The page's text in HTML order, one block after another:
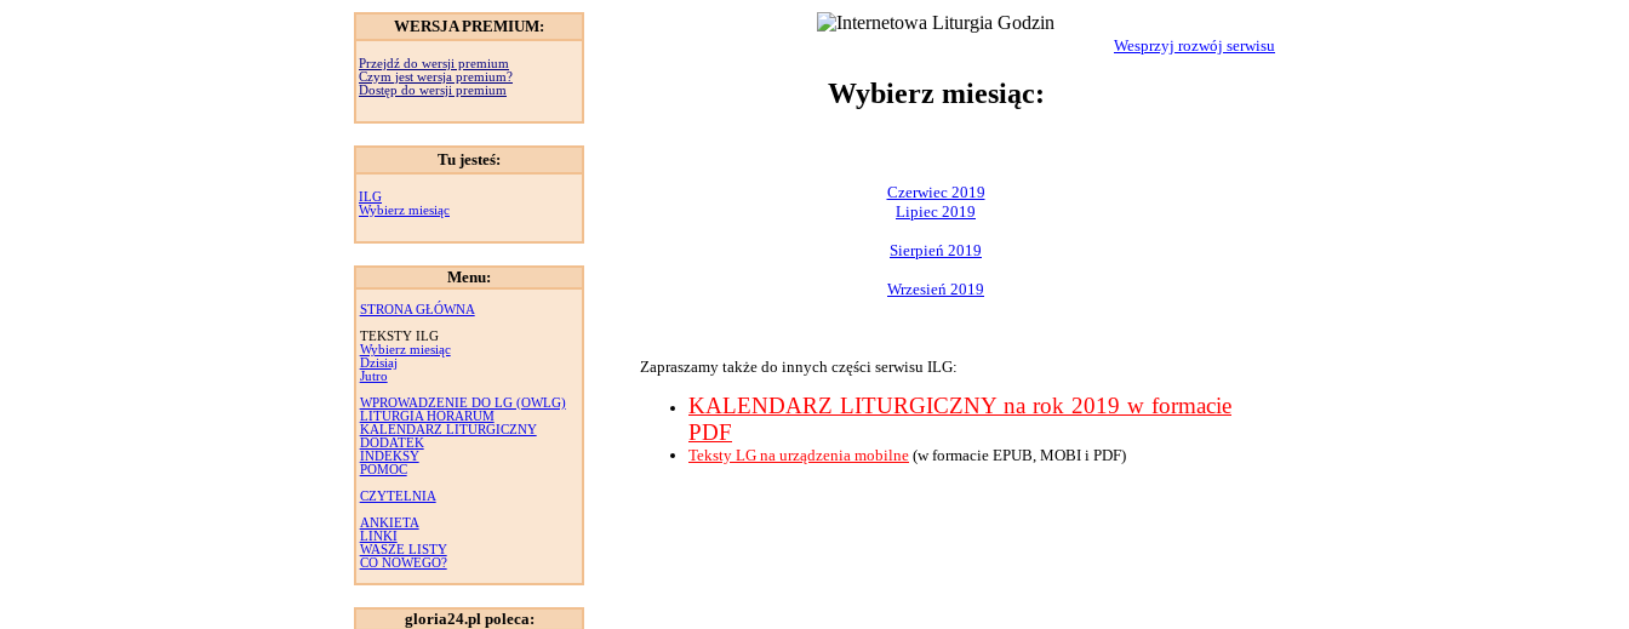
WERSJA PREMIUM:
Przejdź do wersji premium
Czym jest wersja premium?
Dostęp do wersji premium
Tu jesteś:
ILG
Wybierz miesiąc
Menu:
STRONA GŁÓWNA
TEKSTY ILG
Wybierz miesiąc
Dzisiaj
Jutro
WPROWADZENIE DO LG (OWLG)
LITURGIA HORARUM
KALENDARZ LITURGICZNY
DODATEK
INDEKSY
POMOC
CZYTELNIA
ANKIETA
LINKI
WASZE LISTY
CO NOWEGO?
gloria24.pl poleca:
Wesprzyj rozwój serwisu
Wybierz miesiąc:
Czerwiec 2019
Lipiec 2019
Sierpień 2019
Wrzesień 2019
Zapraszamy także do innych części serwisu ILG:
KALENDARZ LITURGICZNY na rok 2019 w formacie
PDF
Teksty LG na urządzenia mobilne (w formacie EPUB, MOBI i PDF)